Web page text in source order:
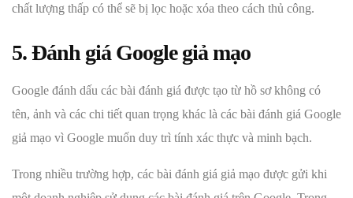
chất lượng thấp có thể sẽ bị lọc hoặc xóa theo cách thủ công.
5. Đánh giá Google giả mạo
Google đánh dấu các bài đánh giá được tạo từ hồ sơ không có
tên, ảnh và các chi tiết quan trọng khác là các bài đánh giá Google
giả mạo vì Google muốn duy trì tính xác thực và minh bạch.
Trong nhiều trường hợp, các bài đánh giá giả mạo được gửi khi